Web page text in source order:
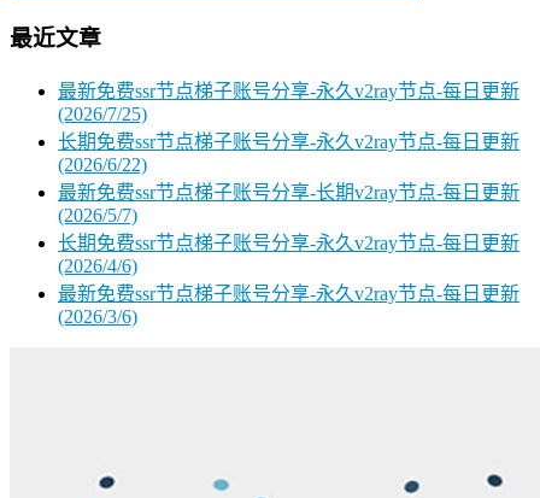
最近文章
最新免费ssr节点梯子账号分享-永久v2ray节点-每日更新
(2026/7/25)
长期免费ssr节点梯子账号分享-永久v2ray节点-每日更新
(2026/6/22)
最新免费ssr节点梯子账号分享-长期v2ray节点-每日更新
(2026/5/7)
长期免费ssr节点梯子账号分享-永久v2ray节点-每日更新
(2026/4/6)
最新免费ssr节点梯子账号分享-永久v2ray节点-每日更新
(2026/3/6)